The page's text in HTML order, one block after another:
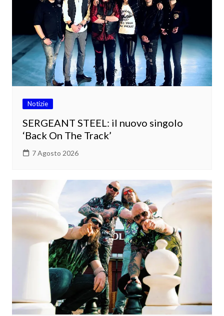
Notizie
SERGEANT STEEL: il nuovo singolo
‘Back On The Track’
7 Agosto 2026